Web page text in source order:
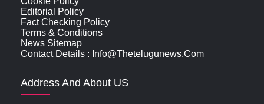
Editorial Policy
Fact Checking Policy
Terms & Conditions
News Sitemap
Contact Details : Info@thetelugunews.com
Address And About US